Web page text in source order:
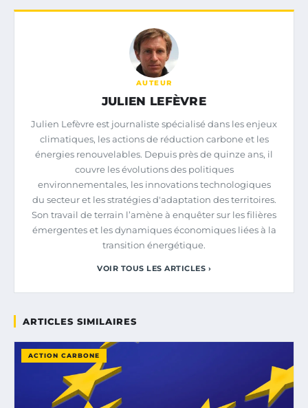
AUTEUR
JULIEN LEFÈVRE
Julien Lefèvre est journaliste spécialisé dans les enjeux
climatiques, les actions de réduction carbone et les
énergies renouvelables. Depuis près de quinze ans, il
couvre les évolutions des politiques
environnementales, les innovations technologiques
du secteur et les stratégies d'adaptation des territoires.
Son travail de terrain l’amène à enquêter sur les filières
émergentes et les dynamiques économiques liées à la
transition énergétique.
VOIR TOUS LES ARTICLES ›
ARTICLES SIMILAIRES
ACTION CARBONE